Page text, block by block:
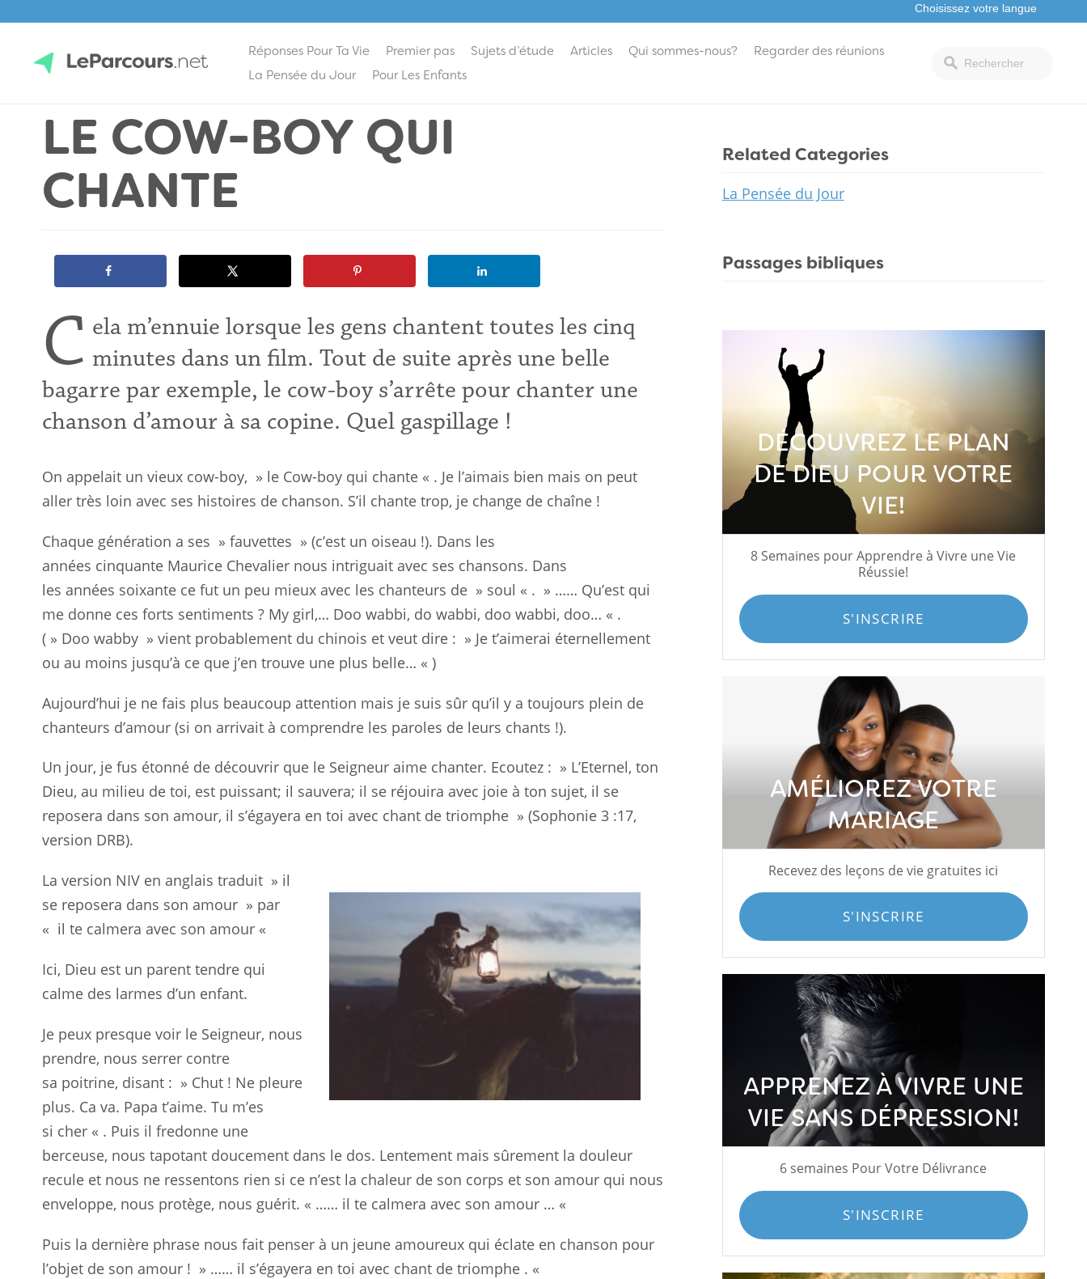
contentLeParcours.net
Réponses Pour Ta Vie Premier pas Sujets d’étude Articles Qui sommes-nous?
Regarder des réunions
La Pensée du Jour
Pour Les Enfants
LE COW-BOY QUI
CHANTE
C ela m’ennuie lorsque les gens chantent toutes les cinq
minutes dans unfilm. Tout de suite après une belle
bagarre par exemple, le cow-boy s’arrête pour chanter une
chanson d’amour à sa copine. Quel gaspillage !
On appelait un vieux cow-boy, » le Cow-boy qui chante « . Je l’aimais bien mais on peut
aller très loin avec ses histoires de chanson. S’il chante trop, je change de chaîne !
Chaque génération a ses » fauvettes » (c’est un oiseau !). Dans les
années cinquante Maurice Chevalier nous intriguait avec ses chansons. Dans
les années soixante ce fut un peu mieux avec les chanteurs de » soul « . » …… Qu’est qui
me donne ces forts sentiments ? My girl,… Doo wabbi, do wabbi, doo wabbi, doo… « .
( » Doo wabby » vient probablement du chinois et veut dire : » Je t’aimerai éternellement
ou au moins jusqu’à ce que j’en trouve une plus belle… « )
Aujourd’hui je ne fais plus beaucoup attention mais je suis sûr qu’il y a toujours plein de
chanteurs d’amour (si on arrivait à comprendre les paroles de leurs chants !).
Un jour, je fus étonné de découvrir que le Seigneur aime chanter. Ecoutez : » L’Eternel, ton
Dieu, au milieu de toi, est puissant; il sauvera; il se réjouira avec joie à ton sujet, il se
reposera dans son amour, il s’égayera en toi avec chant de triomphe » (Sophonie 3 :17,
version DRB).
La version NIV en anglais traduit » il
se reposera dans son amour » par
« il te calmera avec son amour «
Ici, Dieu est un parent tendre qui
calme des larmes d’un enfant.
Je peux presque voir le Seigneur, nous
prendre, nous serrer contre
sa poitrine, disant : » Chut ! Ne pleure
plus. Ca va. Papa t’aime. Tu m’es
si cher « . Puis il fredonne une
berceuse, nous tapotant doucement dans le dos. Lentement mais sûrement la douleur
recule et nous ne ressentons rien si ce n’est la chaleur de son corps et son amour qui nous
enveloppe, nous protège, nous guérit. « …… il te calmera avec son amour … «
Puis la dernière phrase nous fait penser à un jeune amoureux qui éclate en chanson pour
l’objet de son amour ! » …… il s’égayera en toi avec chant de triomphe . «
Related Categories
La Pensée du Jour
Passages bibliques
DÉCOUVREZ LE PLAN
DE DIEU POUR VOTRE
VIE!
8 Semaines pour Apprendre à Vivre une Vie
Réussie!
S'INSCRIRE
AMÉLIOREZ VOTRE
MARIAGE
Recevez des leçons de vie gratuites ici
S'INSCRIRE
APPRENEZ À VIVRE UNE
VIE SANS DÉPRESSION!
6 semaines Pour Votre Délivrance
S'INSCRIRE